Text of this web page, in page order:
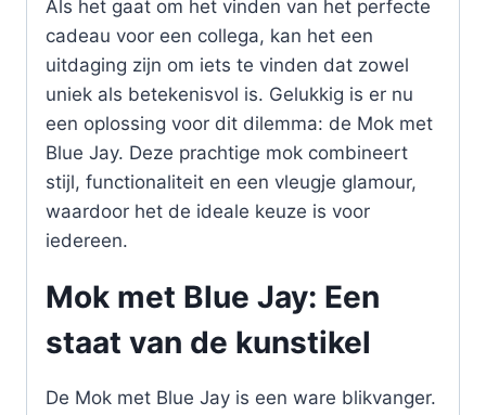
Als het gaat om het vinden van het perfecte
cadeau voor een collega, kan het een
uitdaging zijn om iets te vinden dat zowel
uniek als betekenisvol is. Gelukkig is er nu
een oplossing voor dit dilemma: de Mok met
Blue Jay. Deze prachtige mok combineert
stijl, functionaliteit en een vleugje glamour,
waardoor het de ideale keuze is voor
iedereen.
Mok met Blue Jay: Een
staat van de kunstikel
De Mok met Blue Jay is een ware blikvanger.